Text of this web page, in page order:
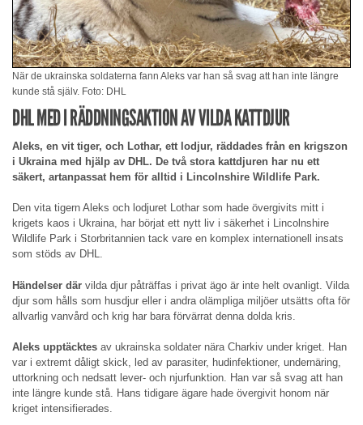
När de ukrainska soldaterna fann Aleks var han så svag att han inte längre
kunde stå själv. Foto: DHL
DHL MED I RÄDDNINGSAKTION AV VILDA KATTDJUR
Aleks, en vit tiger, och Lothar, ett lodjur, räddades från en krigszon
i Ukraina med hjälp av DHL. De två stora kattdjuren har nu ett
säkert, artanpassat hem för alltid i Lincolnshire Wildlife Park.
Den vita tigern Aleks och lodjuret Lothar som hade övergivits mitt i
krigets kaos i Ukraina, har börjat ett nytt liv i säkerhet i Lincolnshire
Wildlife Park i Storbritannien tack vare en komplex internationell insats
som stöds av DHL.
Händelser där vilda djur påträffas i privat ägo är inte helt ovanligt. Vilda
djur som hålls som husdjur eller i andra olämpliga miljöer utsätts ofta för
allvarlig vanvård och krig har bara förvärrat denna dolda kris.
Aleks upptäcktes av ukrainska soldater nära Charkiv under kriget. Han
var i extremt dåligt skick, led av parasiter, hudinfektioner, undernäring,
uttorkning och nedsatt lever- och njurfunktion. Han var så svag att han
inte längre kunde stå. Hans tidigare ägare hade övergivit honom när
kriget intensifierades.